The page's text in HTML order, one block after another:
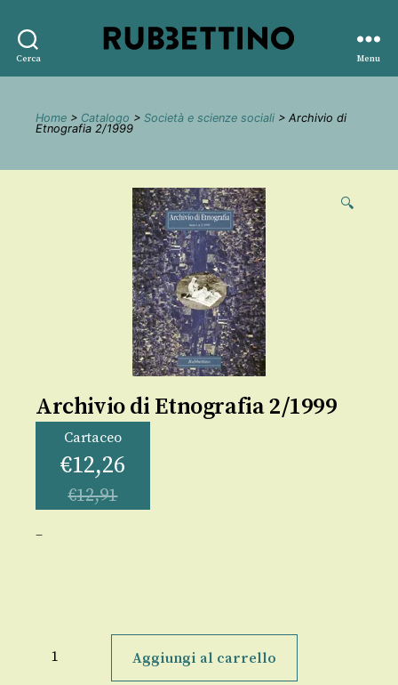
Cerca
editore
Menu
Home > Catalogo > Società e scienze sociali > Archivio di
Etnografia 2/1999
🔍
Archivio di Etnografia 2/1999
Cartaceo
€12,26
€12,91
–
Aggiungi al carrello